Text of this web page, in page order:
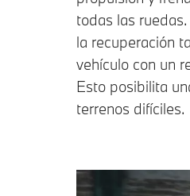
todas las
la recuperación
vehículo con un
Esto posibilita
terrenos difíciles.